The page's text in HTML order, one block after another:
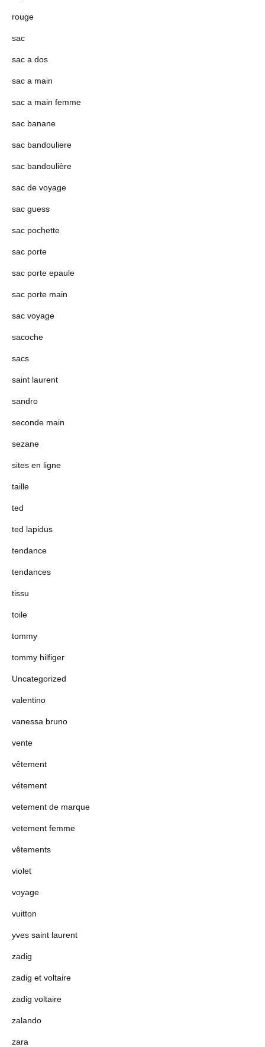
rouge
sac
sac a dos
sac a main
sac a main femme
sac banane
sac bandouliere
sac bandoulière
sac de voyage
sac guess
sac pochette
sac porte
sac porte epaule
sac porte main
sac voyage
sacoche
sacs
saint laurent
sandro
seconde main
sezane
sites en ligne
taille
ted
ted lapidus
tendance
tendances
tissu
toile
tommy
tommy hilfiger
Uncategorized
valentino
vanessa bruno
vente
vêtement
vétement
vetement de marque
vetement femme
vêtements
violet
voyage
vuitton
yves saint laurent
zadig
zadig et voltaire
zadig voltaire
zalando
zara